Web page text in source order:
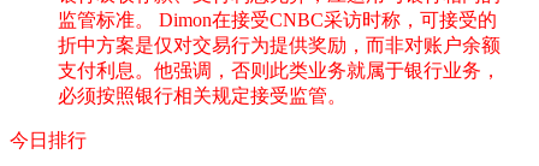
监管标准。 Dimon在接受CNBC采访时称，可接受的
折中方案是仅对交易行为提供奖励，而非对账户余额
支付利息。他强调，否则此类业务就属于银行业务，
必须按照银行相关规定接受监管。
今日排行